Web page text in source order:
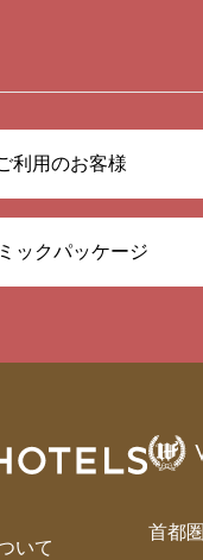
利用のお客様
ックパッケージ
いて
首都圏